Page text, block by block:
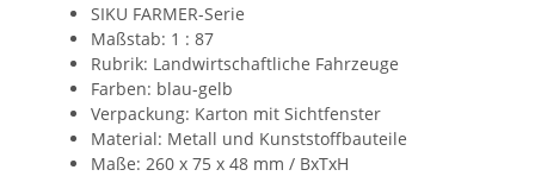
SIKU FARMER-Serie
Maßstab: 1 : 87
Rubrik: Landwirtschaftliche Fahrzeuge
Farben: blau-gelb
Verpackung: Karton mit Sichtfenster
Material: Metall und Kunststoffbauteile
Maße: 260 x 75 x 48 mm / BxTxH